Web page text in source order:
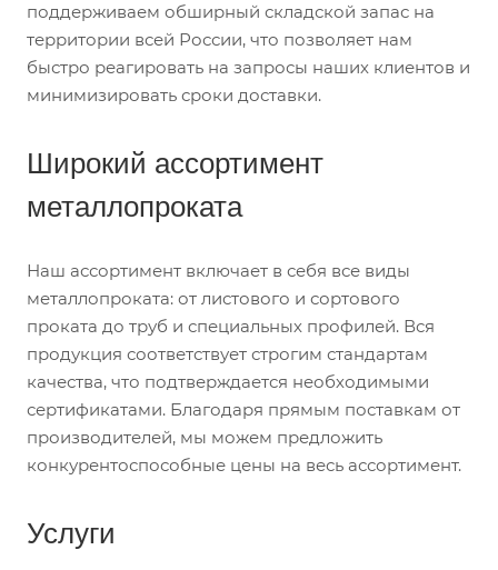
поддерживаем обширный складской запас на
территории всей России, что позволяет нам
быстро реагировать на запросы наших клиентов и
минимизировать сроки доставки.
Широкий ассортимент
металлопроката
Наш ассортимент включает в себя все виды
металлопроката: от листового и сортового
проката до труб и специальных профилей. Вся
продукция соответствует строгим стандартам
качества, что подтверждается необходимыми
сертификатами. Благодаря прямым поставкам от
производителей, мы можем предложить
конкурентоспособные цены на весь ассортимент.
Услуги